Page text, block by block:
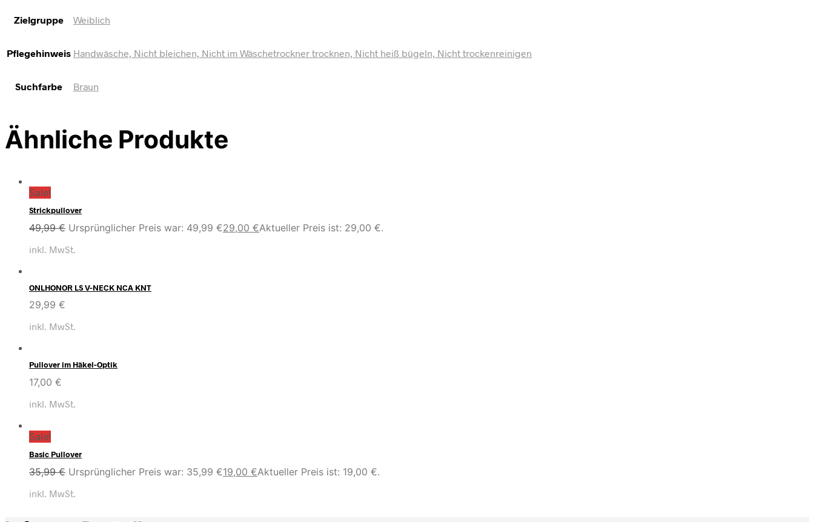
Zielgruppe Weiblich
Pflegehinweis Handwäsche, Nicht bleichen, Nicht im Wäschetrockner trocknen, Nicht heiß bügeln, Nicht trockenreinigen
Suchfarbe Braun
Ähnliche Produkte
Sale!
Strickpullover
49,99€ Ursprünglicher Preis war: 49,99 €29,00 €Aktueller Preis ist: 29,00 €.
inkl. MwSt.
ONLHONOR LS V-NECK NCA KNT
29,99 €
inkl. MwSt.
Pullover im Häkel-Optik
17,00 €
inkl. MwSt.
Sale!
Basic Pullover
35,99€ Ursprünglicher Preis war: 35,99 €19,00 €Aktueller Preis ist: 19,00 €.
inkl. MwSt.